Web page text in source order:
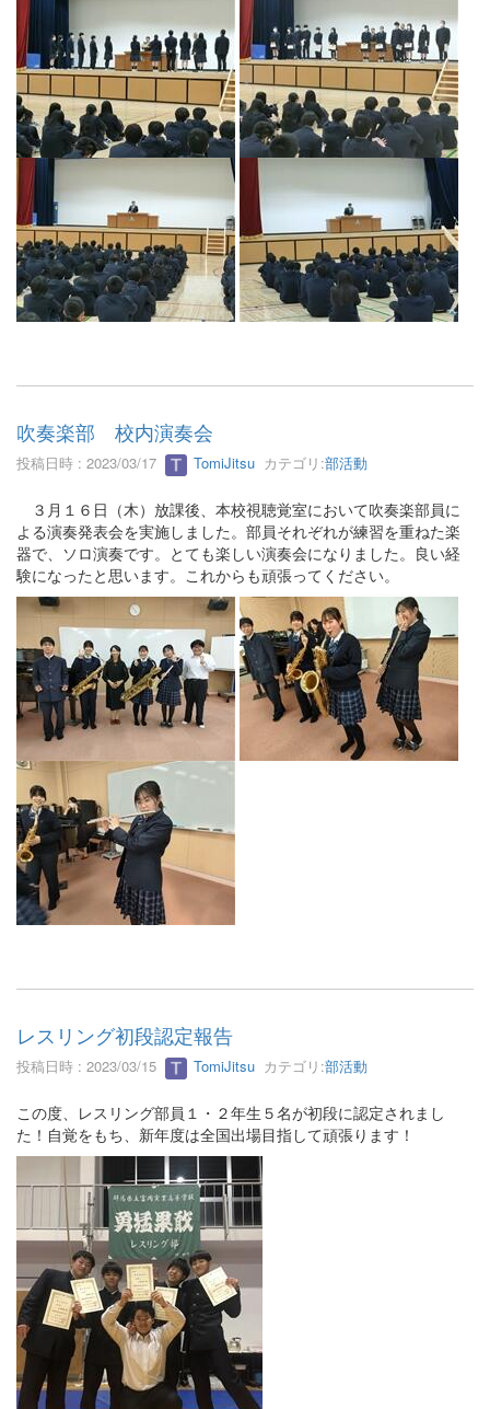
吹奏楽部 校内演奏会
投稿日時 : 2023/03/17 TomiJitsu カテゴリ:部活動
３月１６日（木）放課後、本校視聴覚室において吹奏楽部員に
よる演奏発表会を実施しました。部員それぞれが練習を重ねた楽
器で、ソロ演奏です。とても楽しい演奏会になりました。良い経
験になったと思います。これからも頑張ってください。
レスリング初段認定報告
投稿日時 : 2023/03/15 TomiJitsu カテゴリ:部活動
この度、レスリング部員１・２年生５名が初段に認定されまし
た！自覚をもち、新年度は全国出場目指して頑張ります！